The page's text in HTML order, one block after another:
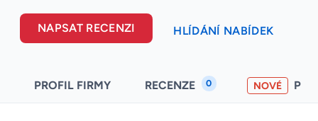
NAPSAT RECENZI HLÍDÁNÍ NABÍDEK
PROFIL FIRMY RECENZE 0 NOVÉ